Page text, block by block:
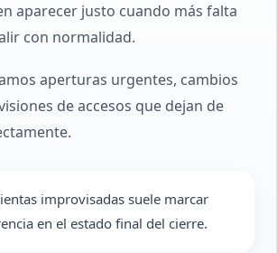
aparecer justo cuando más falta
con normalidad.
aperturas urgentes, cambios
de accesos que dejan de
improvisadas suele marcar
en el estado final del cierre.